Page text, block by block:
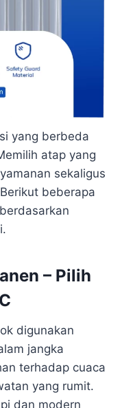
yang berbeda
atap yang
sekaligus
beberapa
– Pilih
digunakan
jangka
terhadap cuaca
yang rumit.
dan modern